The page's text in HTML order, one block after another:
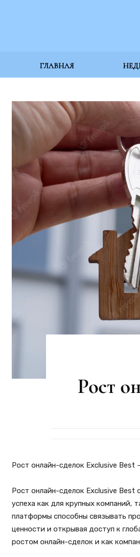
ГЛАВНАЯ
Рост
Рост онлайн-сделок Exclusive Best
Рост онлайн-сделок Exclusive Best
успеха как для крупных компаний,
платформы способны связывать
ценности и открывая доступ к
ростом онлайн-сделок и как